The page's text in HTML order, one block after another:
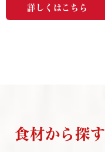
詳しくはこちら
食材から探す